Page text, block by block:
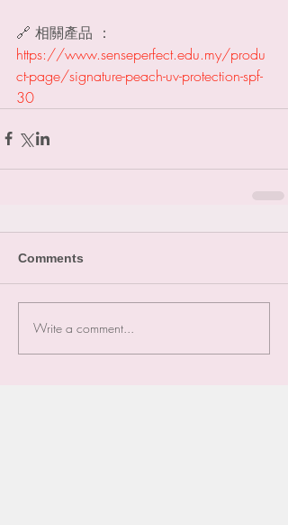
🔗 相關產品 ：
https://www.senseperfect.edu.my/produ
ct-page/signature-peach-uv-protection-spf-
30
Comments
Write a comment...